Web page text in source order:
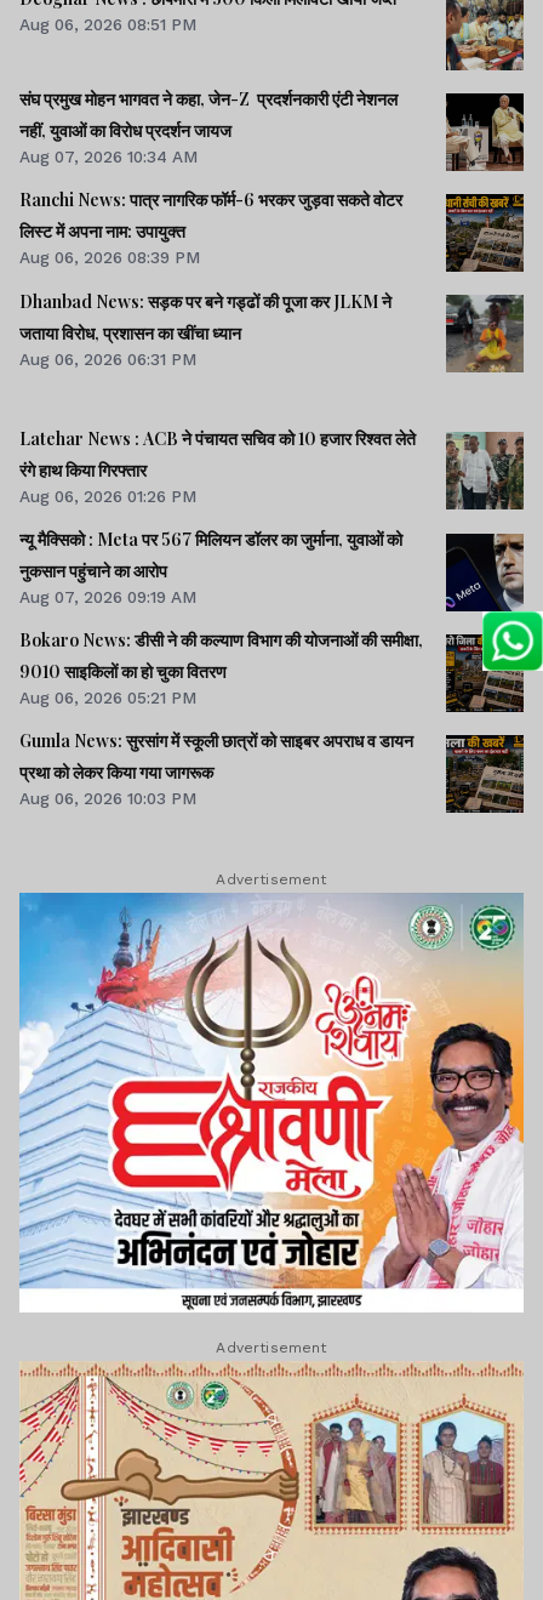
Aug 06, 2026 08:51 PM
संघ प्रमुख मोहन भागवत ने कहा, जेन-Z प्रदर्शनकारी एंटी नेशनल
नहीं, युवाओं का विरोध प्रदर्शन जायज
Aug 07, 2026 10:34 AM
Ranchi News: पात्र नागरिक फॉर्म-6 भरकर जुड़वा सकते वोटर
लिस्ट में अपना नाम: उपायुक्त
Aug 06, 2026 08:39 PM
Dhanbad News: सड़क पर बने गड्ढों की पूजा कर JLKM ने
जताया विरोध, प्रशासन का खींचा ध्यान
Aug 06, 2026 06:31 PM
Latehar News : ACB ने पंचायत सचिव को 10 हजार रिश्वत लेते
रंगे हाथ किया गिरफ्तार
Aug 06, 2026 01:26 PM
न्यू मैक्सिको : Meta पर 567 मिलियन डॉलर का जुर्माना, युवाओं को
नुकसान पहुंचाने का आरोप
Aug 07, 2026 09:19 AM
Bokaro News: डीसी ने की कल्याण विभाग की योजनाओं की समीक्षा,
9010 साइकिलों का हो चुका वितरण
Aug 06, 2026 05:21 PM
Gumla News: सुरसांग में स्कूली छात्रों को साइबर अपराध व डायन
प्रथा को लेकर किया गया जागरूक
Aug 06, 2026 10:03 PM
Advertisement
Advertisement